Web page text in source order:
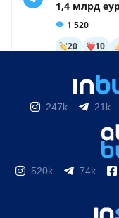
247k 21k
520k 74k